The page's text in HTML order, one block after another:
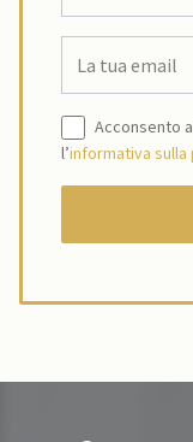
Acconsento
l’informativa sulla